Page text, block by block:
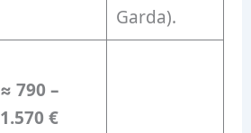
Garda).
≈ 790 –
1.570 €